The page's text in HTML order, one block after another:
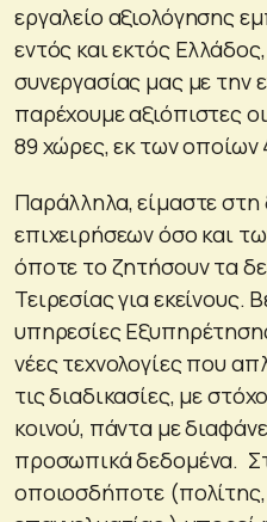
εργαλείο αξιολόγησης
εντός και εκτός
συνεργασίας μας με την
παρέχουμε αξιόπιστες
89 χώρες, εκ των οποίων
Παράλληλα, είμαστε
επιχειρήσεων όσο και
όποτε το ζητήσουν τα
Τειρεσίας για εκείνους.
υπηρεσίες
νέες τεχνολογίες που
τις διαδικασίες, με
κοινού, πάντα με
προσωπικά δεδομένα.
οποιοσδήποτε